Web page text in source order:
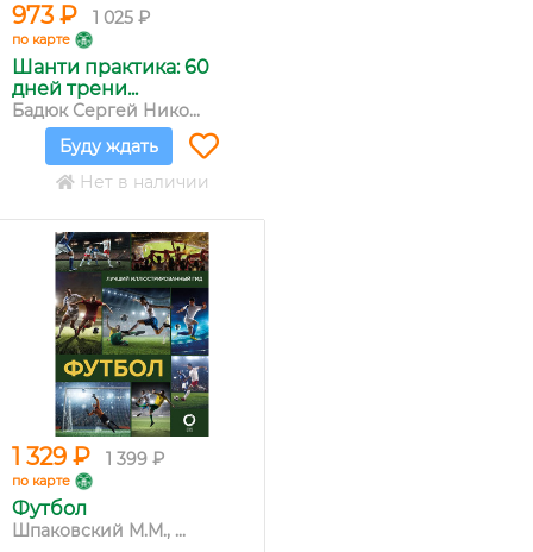
973 ₽ 1 025 ₽
по карте
Шанти практика: 60
дней трени...
Бадюк Сергей Нико...
Буду ждать
Нет в наличии
1 329 ₽ 1 399 ₽
по карте
Футбол
Шпаковский М.М., ...